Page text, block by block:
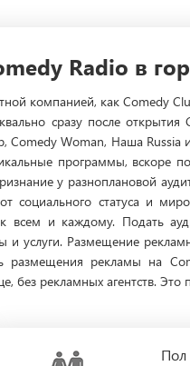
Radio в
компанией, как Comedy
сразу после
Woman, Наша Russia
программы, вскоре
у разноплановой
статуса и
всем и каждому. Подать
и услуги. Размещение
размещения рекламы на
без рекламных агентств. Это
Пол